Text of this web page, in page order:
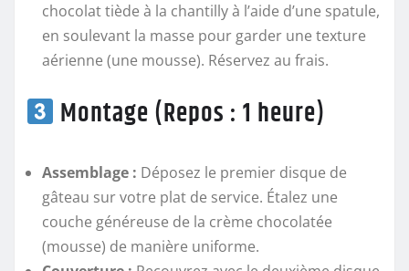
chocolat tiède à la chantilly à l’aide d’une spatule,
en soulevant la masse pour garder une texture
aérienne (une mousse). Réservez au frais.
Montage (Repos : 1 heure)
Assemblage : Déposez le premier disque de
gâteau sur votre plat de service. Étalez une
couche généreuse de la crème chocolatée
(mousse) de manière uniforme.